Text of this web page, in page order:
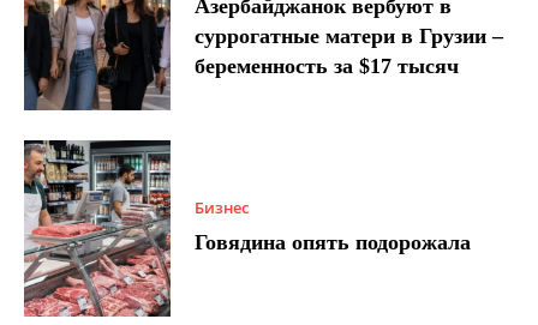
Азербайджанок вербуют в
суррогатные матери в Грузии –
беременность за $17 тысяч
Бизнес
Говядина опять подорожала